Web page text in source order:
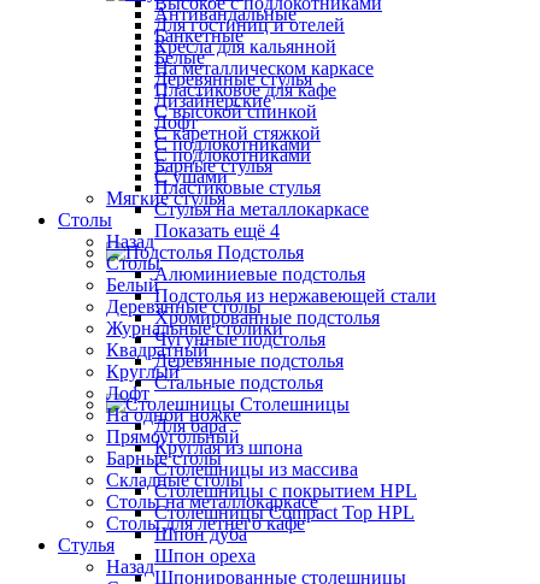
Антивандальные
Банкетные
Белые
Деревянные стулья
Дизайнерские
Лофт
С подлокотниками
Барные стулья
Пластиковые стулья
Стулья на металлокаркасе
Показать ещё 4
Подстолья
Алюминиевые подстолья
Подстолья из нержавеющей стали
Хромированные подстолья
Чугунные подстолья
Деревянные подстолья
Стальные подстолья
Столешницы
Для бара
Круглая из шпона
Столешницы из массива
Столешницы с покрытием HPL
Столешницы Сompact Top HPL
Шпон дуба
Шпон ореха
Шпонированные столешницы
Для гостиниц и отелей
Кресла для кальянной
На металлическом каркасе
Пластиковое для кафе
С высокой спинкой
С каретной стяжкой
С подлокотниками
С ушами
Мягкие стулья
Столы
Назад
Столы
Белый
Деревянные столы
Журнальные столики
Квадратный
Круглый
Лофт
На одной ножке
Прямоугольный
Барные столы
Складные столы
Столы на металлокаркасе
Столы для летнего кафе
Стулья
Назад